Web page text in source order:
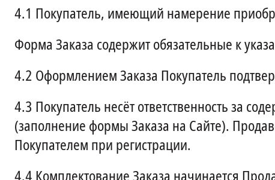
4.1 Покупатель, имеющий намерение
Форма Заказа содержит обязательные к
4.2 Оформлением Заказа Покупатель
4.3 Покупатель несёт ответственность за
(заполнение формы Заказа на Сайте).
Покупателем при регистрации.